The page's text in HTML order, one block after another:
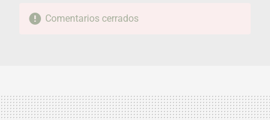
Comentarios cerrados